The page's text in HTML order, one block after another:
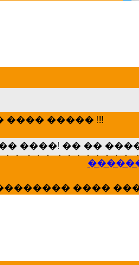
��� ��������
��� ����� ���
����